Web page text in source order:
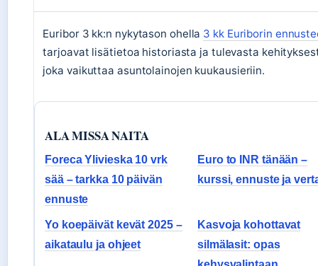
Euribor 3 kk:n nykytason ohella 3 kk Euriborin
tarjoavat lisätietoa historiasta ja tulevasta
joka vaikuttaa asuntolainojen kuukausieriin.
ALA MISSA NAITA
Foreca Ylivieska 10 vrk
sää – tarkka 10 päivän
ennuste
Euro to INR tänään –
kurssi, ennuste ja
Yo koepäivät kevät 2025 –
aikataulu ja ohjeet
Kasvoja kohottavat
silmälasit: opas